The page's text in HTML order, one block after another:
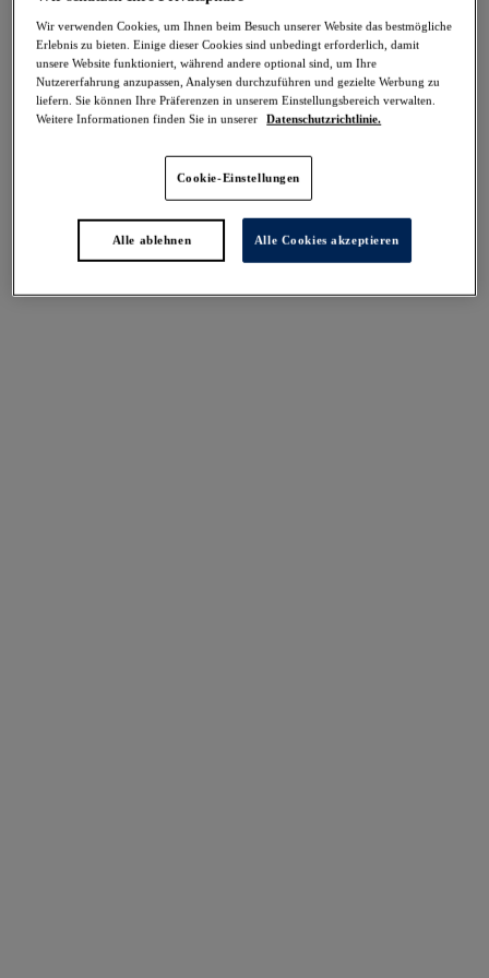
-40%
Teilen
intern. größen
Wir verwenden Cookies, um Ihnen beim Besuch unserer Website das bestmögliche
Erlebnis zu bieten. Einige dieser Cookies sind unbedingt erforderlich, damit
unsere Website funktioniert, während andere optional sind, um Ihre
Nutzererfahrung anzupassen, Analysen durchzuführen und gezielte Werbung zu
liefern. Sie können Ihre Präferenzen in unserem Einstellungsbereich verwalten.
Weitere Informationen finden Sie in unserer
Datenschutzrichtlinie.
Cookie-Einstellungen
Alle ablehnen Alle Cookies akzeptieren